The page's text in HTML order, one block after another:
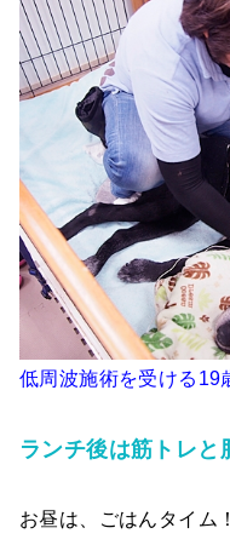
低周波施術を受ける19
ランチ後は筋トレと
お昼は、ごはんタイム！